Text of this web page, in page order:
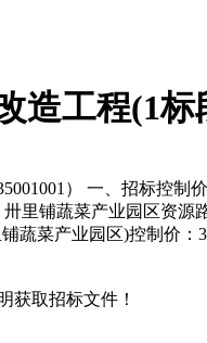
造工程(1标
） 一、招标控
里铺蔬菜产业园区资
菜产业园区)控制价：
获取招标文件！